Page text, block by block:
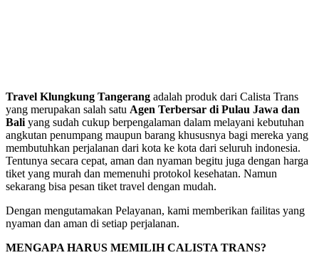
Travel Klungkung Tangerang adalah produk dari Calista Trans
yang merupakan salah satu Agen Terbersar di Pulau Jawa dan
Baliyang sudah cukup berpengalaman dalam melayani kebutuhan
angkutan penumpang maupun barang khususnya bagi mereka yang
membutuhkan perjalanan dari kota ke kota dari seluruh indonesia.
Tentunya secara cepat, aman dan nyaman begitu juga dengan harga
tiket yang murah dan memenuhi protokol kesehatan. Namun
sekarang bisa pesan tiket travel dengan mudah.
Dengan mengutamakan Pelayanan, kami memberikan failitas yang
nyaman dan aman di setiap perjalanan.
MENGAPA HARUS MEMILIH CALISTA TRANS?